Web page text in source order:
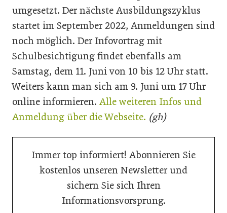
umgesetzt. Der nächste Ausbildungszyklus
startet im September 2022, Anmeldungen sind
noch möglich. Der Infovortrag mit
Schulbesichtigung findet ebenfalls am
Samstag, dem 11. Juni von 10 bis 12 Uhr statt.
Weiters kann man sich am 9. Juni um 17 Uhr
online informieren. Alle weiteren Infos und
Anmeldung über die Webseite. (gh)
Immer top informiert! Abonnieren Sie
kostenlos unseren Newsletter und
sichern Sie sich Ihren
Informationsvorsprung.